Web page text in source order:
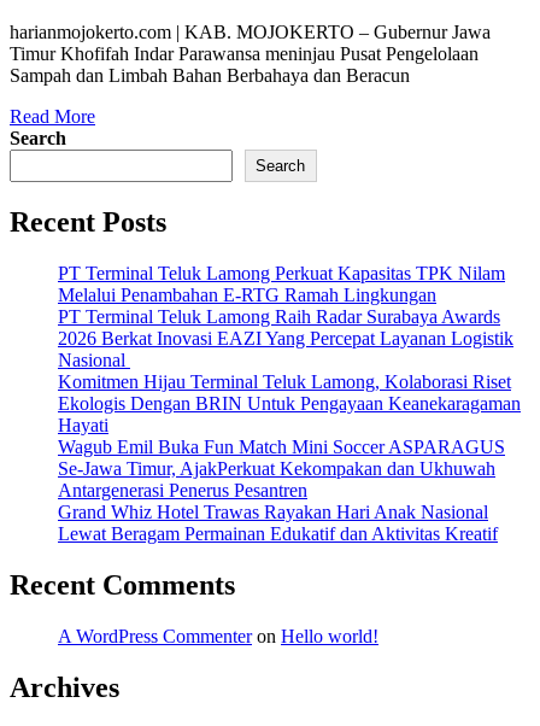
harianmojokerto.com | KAB. MOJOKERTO – Gubernur Jawa
Timur Khofifah Indar Parawansa meninjau Pusat Pengelolaan
Sampah dan Limbah Bahan Berbahaya dan Beracun
Read More
Search
Search
Recent Posts
PT Terminal Teluk Lamong Perkuat Kapasitas TPK Nilam
Melalui Penambahan E-RTG Ramah Lingkungan
PT Terminal Teluk Lamong Raih Radar Surabaya Awards
2026 Berkat Inovasi EAZI Yang Percepat Layanan Logistik
Nasional
Komitmen Hijau Terminal Teluk Lamong, Kolaborasi Riset
Ekologis Dengan BRIN Untuk Pengayaan Keanekaragaman
Hayati
Wagub Emil Buka Fun Match Mini Soccer ASPARAGUS
Se-Jawa Timur, AjakPerkuat Kekompakan dan Ukhuwah
Antargenerasi Penerus Pesantren
Grand Whiz Hotel Trawas Rayakan Hari Anak Nasional
Lewat Beragam Permainan Edukatif dan Aktivitas Kreatif
Recent Comments
A WordPress Commenteron Hello world!
Archives